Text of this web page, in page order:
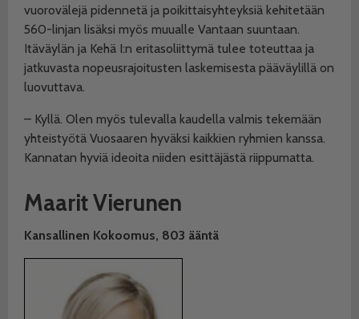
vuorovälejä pidennetä ja poikittaisyhteyksiä kehitetään
560-linjan lisäksi myös muualle Vantaan suuntaan.
Itäväylän ja Kehä I:n eritasoliittymä tulee toteuttaa ja
jatkuvasta nopeusrajoitusten laskemisesta pääväylillä on
luovuttava.
– Kyllä. Olen myös tulevalla kaudella valmis tekemään
yhteistyötä Vuosaaren hyväksi kaikkien ryhmien kanssa.
Kannatan hyviä ideoita niiden esittäjästä riippumatta.
Maarit Vierunen
Kansallinen Kokoomus, 803 ääntä